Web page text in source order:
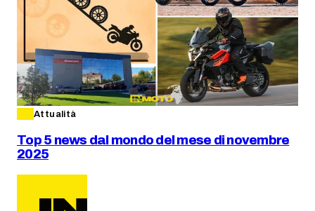
Attualità
Top 5 news dal mondo del mese di novembre
2025